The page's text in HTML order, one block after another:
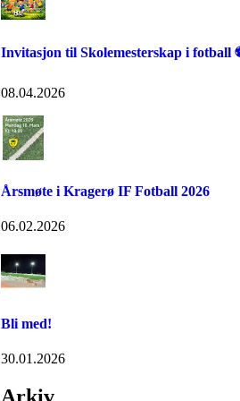
Invitasjon til Skolemesterskap i fotball
08.04.2026
Årsmøte i Kragerø IF Fotball 2026
06.02.2026
Bli med!
30.01.2026